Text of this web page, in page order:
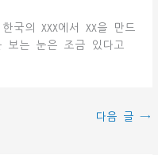
국의 XXX에서 XX을 만드
보는 눈은 조금 있다고
다음 글 →